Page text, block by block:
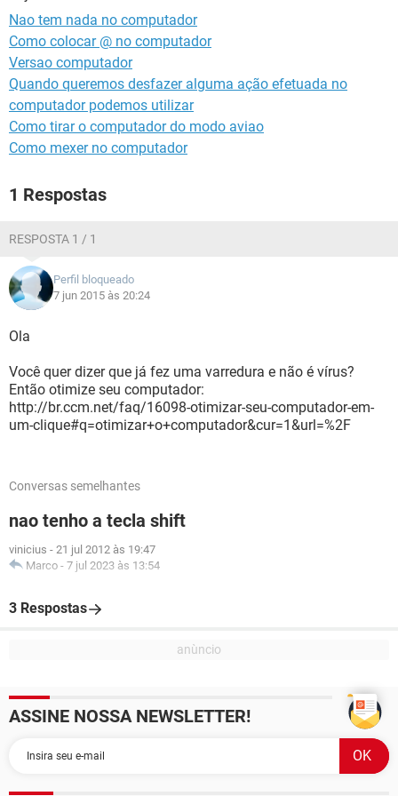
GUIA DE COMPRAS
Nao tem nada no computador
Como colocar @ no computador
Versao computador
Quando queremos desfazer alguma ação efetuada no
computador podemos utilizar
Como tirar o computador do modo aviao
Como mexer no computador
1 Respostas
RESPOSTA 1 / 1
Perfil bloqueado
7 jun 2015 às 20:24
Ola
Você quer dizer que já fez uma varredura e não é vírus?
Então otimize seu computador:
http://br.ccm.net/faq/16098-otimizar-seu-computador-em-
um-clique#q=otimizar+o+computador&cur=1&url=%2F
Conversas semelhantes
nao tenho a tecla shift
vinicius - 21 jul 2012 às 19:47
Marco - 7 jul 2023 às 13:54
3 Respostas
ASSINE NOSSA NEWSLETTER!